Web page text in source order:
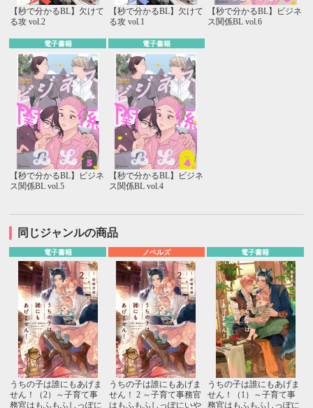
【秒で分かるBL】欠けて
る攻 vol.2
【秒で分かるBL】欠けて
る攻 vol.1
【秒で分かるBL】ビジネ
ス関係BL vol.6
電子書籍
【秒で分かるBL】ビジネ
ス関係BL vol.5
電子書籍
【秒で分かるBL】ビジネ
ス関係BL vol.4
同じジャンルの商品
電子書籍
うちの子は誰にもあげま
せん！（2）～子育て事
務官はもふもふしっぽに
ノベルズ
うちの子は誰にもあげま
せん！ 2 ～子育て事務官
はもふもふしっぽにいや
電子書籍
うちの子は誰にもあげま
せん！（1）～子育て事
務官はもふもふしっぽに